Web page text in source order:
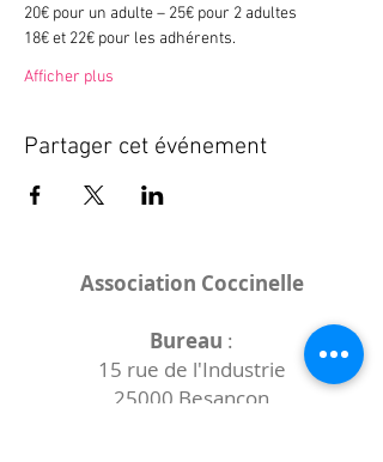
20€ pour un adulte – 25€ pour 2 adultes
18€ et 22€ pour les adhérents.
Afficher plus
Partager cet événement
Association Coccinelle
Bureau :
15 rue de l'Industrie
25000 Besançon